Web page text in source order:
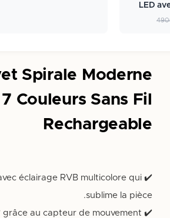
LED
Spirale Moderne
Couleurs Sans Fil
Rechargeable
éclairage RVB multicolore qui
sublime la pièce.
grâce au capteur de mouvement